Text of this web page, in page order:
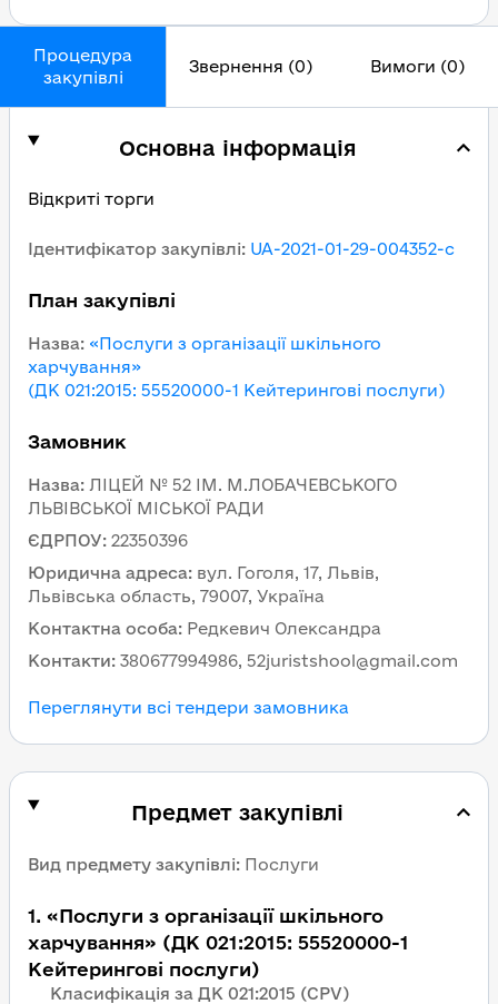
Процедура
закупівлі
Звернення (0) Вимоги (0)
Основна інформація
Відкриті торги
Ідентифікатор закупівлі: UA-2021-01-29-004352-c
План закупівлі
Назва: «Послуги з організації шкільного
харчування»
(ДК 021:2015: 55520000-1 Кейтерингові послуги)
Замовник
Назва: ЛІЦЕЙ № 52 ІМ. М.ЛОБАЧЕВСЬКОГО
ЛЬВІВСЬКОЇ МІСЬКОЇ РАДИ
ЄДРПОУ: 22350396
Юридична адреса: вул. Гоголя, 17, Львів,
Львівська область, 79007, Україна
Контактна особа: Редкевич Олександра
Контакти: 380677994986, 52juristshool@gmail.com
Переглянути всі тендери замовника
Предмет закупівлі
Вид предмету закупівлі: Послуги
1. «Послуги з організації шкільного
харчування» (ДК 021:2015: 55520000-1
Кейтерингові послуги)
Класифікація за ДК 021:2015 (CPV)